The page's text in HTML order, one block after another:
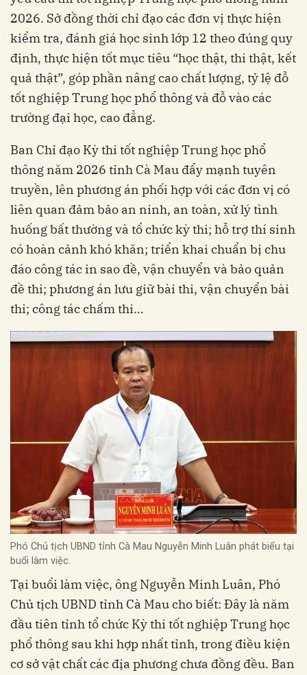
2026. Sở đồng thời chỉ đạo các đơn vị thực hiện
kiểm tra, đánh giá học sinh lớp 12 theo đúng quy
định, thực hiện tốt mục tiêu “học thật, thi thật, kết
quả thật”, góp phần nâng cao chất lượng, tỷ lệ đỗ
tốt nghiệp Trung học phổ thông và đỗ vào các
trường đại học, cao đẳng.
Ban Chỉ đạo Kỳ thi tốt nghiệp Trung học phổ
thông năm 2026 tỉnh Cà Mau đẩy mạnh tuyên
truyền, lên phương án phối hợp với các đơn vị có
liên quan đảm bảo an ninh, an toàn, xử lý tình
huống bất thường và tổ chức kỳ thi; hỗ trợ thí sinh
có hoàn cảnh khó khăn; triển khai chuẩn bị chu
đáo công tác in sao đề, vận chuyển và bảo quản
đề thi; phương án lưu giữ bài thi, vận chuyển bài
thi; công tác chấm thi…
Phó Chủ tịch UBND tỉnh Cà Mau Nguyễn Minh Luân phát biểu tại
buổi làm việc.
Tại buổi làm việc, ông Nguyễn Minh Luân, Phó
Chủ tịch UBND tỉnh Cà Mau cho biết: Đây là năm
đầu tiên tỉnh tổ chức Kỳ thi tốt nghiệp Trung học
phổ thông sau khi hợp nhất tỉnh, trong điều kiện
cơ sở vật chất các địa phương chưa đồng đều. Ban